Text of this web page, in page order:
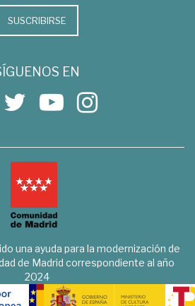
SUSCRIBIRSE
EN
una ayuda para la modernización de
de Madrid correspondiente al año
2024